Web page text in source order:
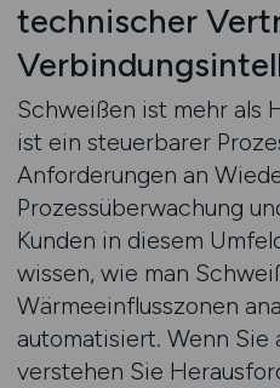
technischer
Schweißen ist mehr als
ist ein steuerbarer
Anforderungen an
Prozessüberwachung
Kunden in diesem
wissen, wie man
Wärmeeinflusszonen
automatisiert. Wenn Sie
verstehen Sie